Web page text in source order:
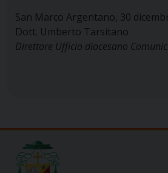
San Marco Argentano, 30
Dott. Umberto Tarsitano
Direttore Ufficio diocesano